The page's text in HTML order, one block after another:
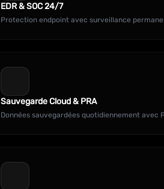
EDR & SOC 24/7
Protection endpoint avec surveillance
Sauvegarde Cloud & PRA
Données sauvegardées quotidiennement avec